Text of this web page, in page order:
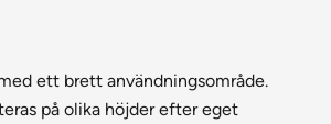
ett brett användningsområde.
på olika höjder efter eget